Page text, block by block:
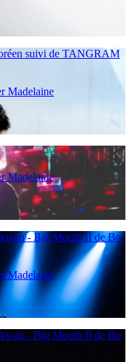
suivi de TANGRAM
Madelaine
Madelaine
- Big Mouth II de Bo
Madelaine
- Big Mouth II de Bo